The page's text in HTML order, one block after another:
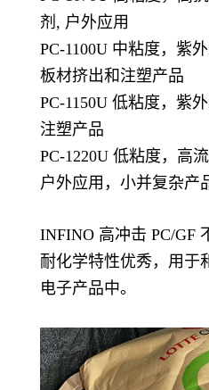
剂, 户外应用
PC-1100U 中粘度，紫
板材挤出和注塑产品
PC-1150U 低粘度，紫
注塑产品
PC-1220U 低粘度，高
户外应用，小并复杂产
INFINO 高冲击 PC/GF
耐化学特性优秀，用于
电子产品中。